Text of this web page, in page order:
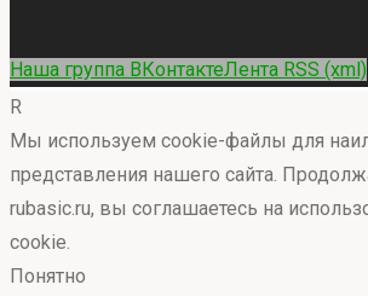
Back
to
Top
Наша группа ВКонтактеЛента RSS (xml)
R
Мы используем cookie-файлы для
представления нашего сайта.
rubasic.ru, вы соглашаетесь на
cookie.
Понятно